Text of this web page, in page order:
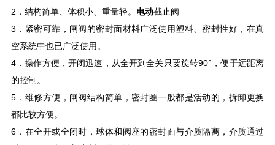
2．结构简单、体积小、重量轻。 电动截止阀
3．紧密可靠，闸阀的密封面材料广泛使用塑料、密封性好，在真
空系统中也已广泛使用。
4．操作方便，开闭迅速，从全开到全关只要旋转90°，便于远距离
的控制。
5．维修方便，闸阀结构简单，密封圈一般都是活动的，拆卸更换
都比较方便。
6．在全开或全闭时，球体和阀座的密封面与介质隔离，介质通过